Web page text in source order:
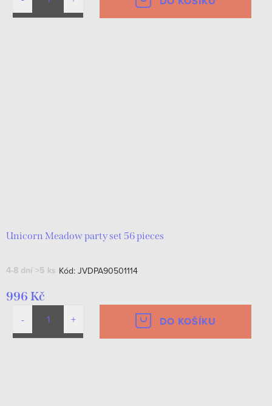
Unicorn Meadow party set 56 pieces
4-8 dní >5 ks Kód: JVDPA90501114
996 Kč
DO KOŠÍKU